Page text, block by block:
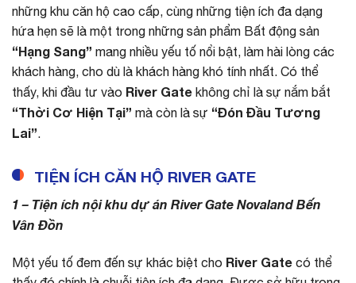
những khu căn hộ cao cấp, cùng những tiện ích đa dạng
hứa hẹn sẽ là một trong những sản phẩm Bất động sản
“Hạng Sang” mang nhiều yếu tố nổi bật, làm hài lòng các
khách hàng, cho dù là khách hàng khó tính nhất. Có thể
thấy, khi đầu tư vào River Gate không chỉ là sự nắm bắt
“Thời Cơ Hiện Tại” mà còn là sự “Đón Đầu Tương
Lai”.
TIỆN ÍCH CĂN HỘ RIVER GATE
1 – Tiện ích nội khu dự án River Gate Novaland Bến
Vân Đồn
Một yếu tố đem đến sự khác biệt cho River Gate có thể